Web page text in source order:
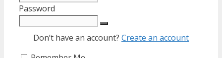
Password
Don’t have an account? Create an account